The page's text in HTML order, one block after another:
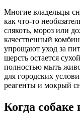
Многие владельцы
как что-то
слякоть, мороз или
качественный
упрощают уход за
шерсть остается
полностью мыть
для городских
реагенты и мокрый
Когда